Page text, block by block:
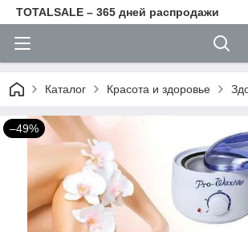
TOTALSALE – 365 дней распродажи
Каталог Красота и здоровье
–49%